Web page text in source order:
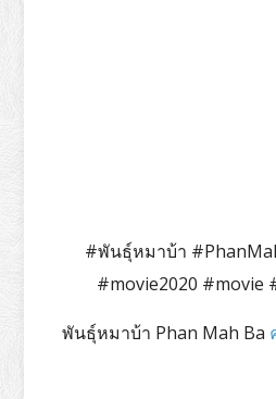
#พันธุ์หมาบ้า
#movie2020 #movie
พันธุ์หมาบ้า Phan Mah Ba